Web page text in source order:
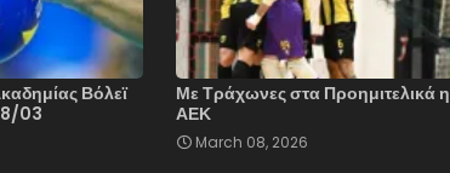
Βόλεϊ
03
Με Τράχωνες στα Προημιτελικά η
ΑΕΚ
March 08, 2026